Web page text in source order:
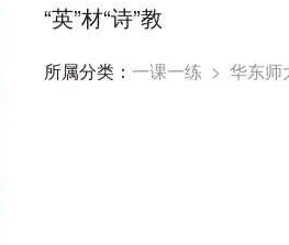
“英”材“诗”教
所属分类： 一课一练 > 华东师